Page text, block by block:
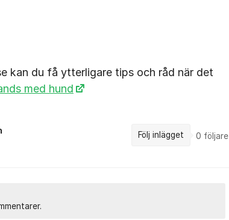
kan du få ytterligare tips och råd när det
med hund
Följ inlägget 0 följare